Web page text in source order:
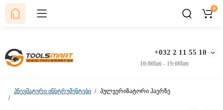
+032 2 11 55 10
10:00სთ - 19:00სთ
0
პნევმატური ინსტრუმენტები პულვერიზატორი ჰაერზე